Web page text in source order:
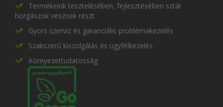
Termékeink tesztelésében, fejlesztésében sztár
horgászok vesznek részt
Gyors szerviz és garanciális problémakezelés
Szakszerű kiszolgálás és ügyfélkezelés
Környezettudatosság